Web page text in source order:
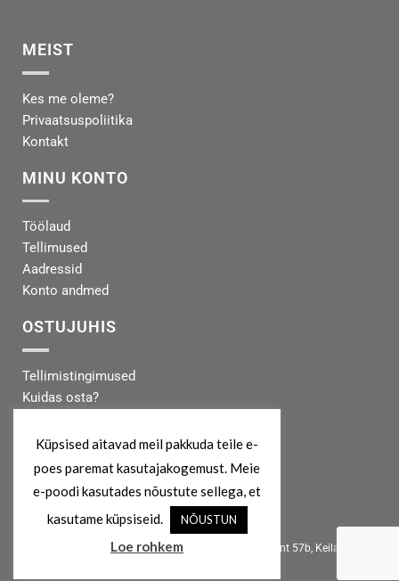
MEIST
Kes me oleme?
Privaatsuspoliitika
Kontakt
MINU KONTO
Töölaud
Tellimused
Aadressid
Konto andmed
OSTUJUHIS
Tellimistingimused
Kuidas osta?
Tarneinfo
MEIST
info@koertekeskus.ee
Koertekeskus, Rõõmu Kaubamaja, Haapsalu mnt 57b, Keila, 76607
Küpsised aitavad meil pakkuda teile e-
poes paremat kasutajakogemust. Meie
e-poodi kasutades nõustute sellega, et
kasutame küpsiseid.
NÕUSTUN
Loe rohkem